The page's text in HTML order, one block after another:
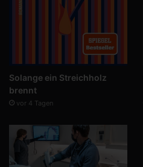
Solange ein Streichholz
brennt
vor 4 Tagen